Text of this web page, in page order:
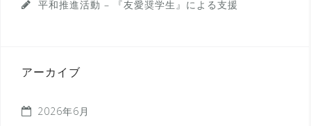
平和推進活動 – 『友愛奨学生』による支援
アーカイブ
2026年6月